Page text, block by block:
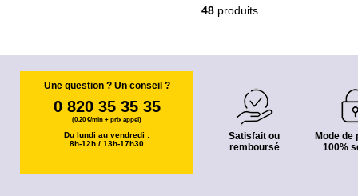
48 produits
Une question ? Un conseil ?
0 820 35 35 35
(0,20 €/min + prix appel)
Du lundi au vendredi :
8h-12h / 13h-17h30
Satisfait ou
remboursé
Mode de
100%